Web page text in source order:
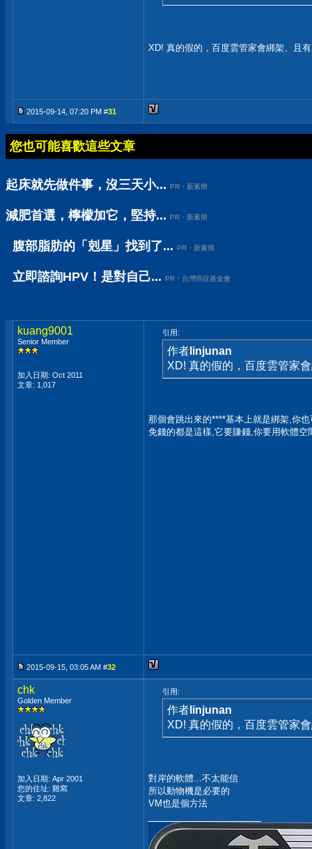
XD! 真的假的，百度雲管家會綁架、且
2015-09-14, 07:20 PM #31
您也可能喜歡這些文章
起床就先做件事，沒三天小... PR・新素簡
減肥首選，檸檬加它，堅持... PR・新素簡
腹部脂肪的「剋星」找到了... PR・新素簡
立即諮詢HPV！是對自己... PR・台灣癌症基金會
kuang9001
Senior Member
加入日期: Oct 2011
文章: 1,017
引用:
作者 linjunan
XD! 真的假的，百度雲管家
那個會跳出來的****基本上就是綁架,你
免錢的都是這樣,它要賺錢,你要用軟體空
2015-09-15, 03:05 AM #32
chk
Golden Member
加入日期: Apr 2001
您的住址: 雞窩
文章: 2,822
引用:
作者 linjunan
XD! 真的假的，百度雲管家
對岸的軟體...不太能信
所以動物機是必要的
VM也是個方法